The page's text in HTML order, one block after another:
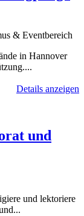
& Eventbereich
in Hannover
Details anzeigen
und
und lektoriere